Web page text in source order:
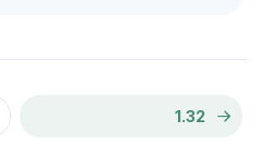
1.32